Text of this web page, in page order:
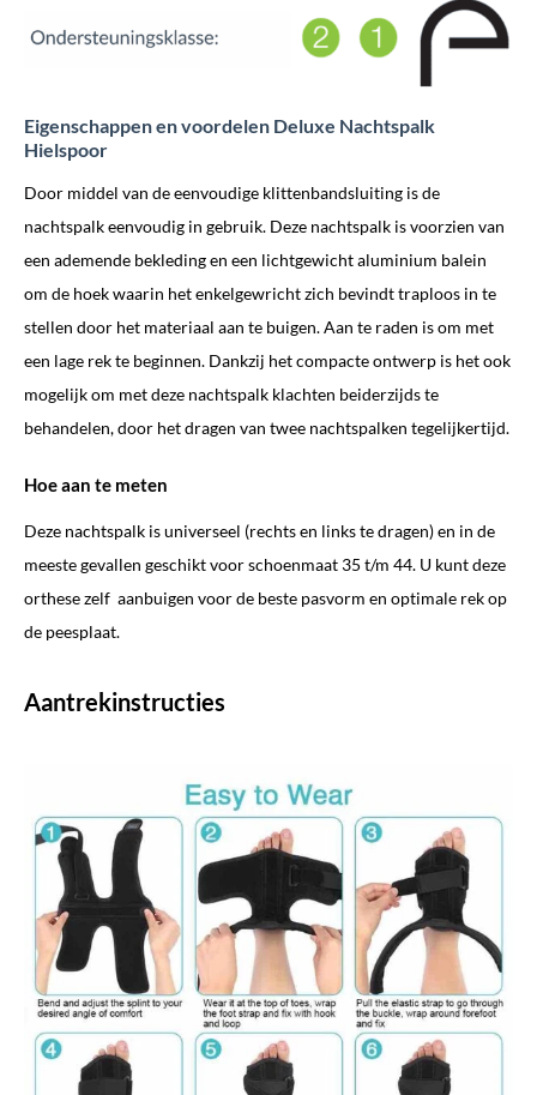
Eigenschappen en voordelen Deluxe Nachtspalk
Hielspoor
Door middel van de eenvoudige klittenbandsluiting is de
nachtspalk eenvoudig in gebruik. Deze nachtspalk is voorzien van
een ademende bekleding en een lichtgewicht aluminium balein
om de hoek waarin het enkelgewricht zich bevindt traploos in te
stellen door het materiaal aan te buigen. Aan te raden is om met
een lage rek te beginnen. Dankzij het compacte ontwerp is het ook
mogelijk om met deze nachtspalk klachten beiderzijds te
behandelen, door het dragen van twee nachtspalken tegelijkertijd.
Hoe aan te meten
Deze nachtspalk is universeel (rechts en links te dragen) en in de
meeste gevallen geschikt voor schoenmaat 35 t/m 44. U kunt deze
orthese zelf aanbuigen voor de beste pasvorm en optimale rek op
de peesplaat.
Aantrekinstructies